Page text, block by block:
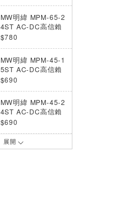
MW明緯 MPM-65-2
4ST AC-DC高信賴
綠色端子台電源模組
$780
MW明緯 MPM-45-1
5ST AC-DC高信賴
綠色端子台型電源模
$690
MW明緯 MPM-45-2
4ST AC-DC高信賴
綠色端子台型電源模
$690
MW明緯 MPM-90-2
展開